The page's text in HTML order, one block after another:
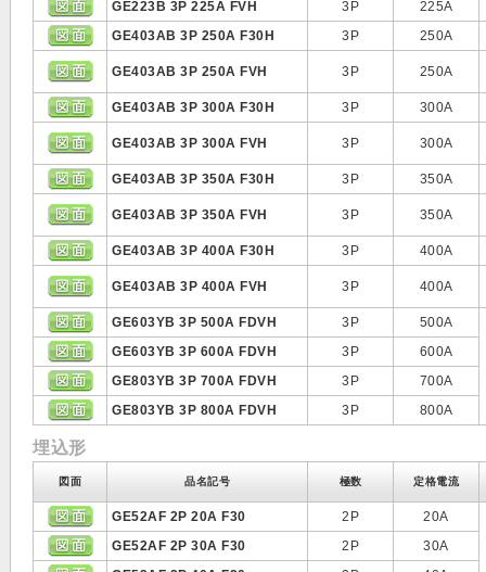
GE223B 3P 225A FVH
3P
225A
GE403AB 3P 250A F30H
3P 250A
GE403AB 3P 250A FVH 3P 250A
GE403AB 3P 300A F30H 3P 300A
GE403AB 3P 300A FVH 3P 300A
GE403AB 3P 350A F30H 3P 350A
GE403AB 3P 350A FVH 3P 350A
GE403AB 3P 400A F30H 3P 400A
GE403AB 3P 400A FVH 3P 400A
GE603YB 3P 500A FDVH 3P 500A
GE603YB 3P 600A FDVH 3P
600A
GE803YB 3P 700A FDVH
3P
700A
GE803YB 3P 800A FDVH
3P 800A
埋込形
図面 品名記号 極数 定格電流
GE52AF 2P 20A F30 2P
20A
GE52AF 2P 30A F30
2P
30A